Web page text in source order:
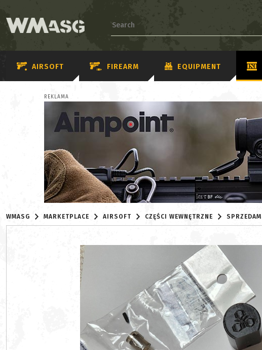
AIRSOFT FIREARM EQUIPMENT
REKLAMA
WMASG MARKETPLACE AIRSOFT CZĘŚCI WEWNĘTRZNE SPRZEDAM